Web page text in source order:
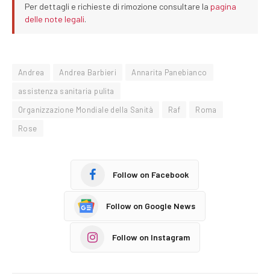
Per dettagli e richieste di rimozione consultare la pagina
delle note legali.
Andrea Andrea Barbieri
Annarita Panebianco
assistenza sanitaria pulita
Organizzazione Mondiale della Sanità
Raf
Roma
Rose
Follow on Facebook
Follow on Google News
Follow on Instagram